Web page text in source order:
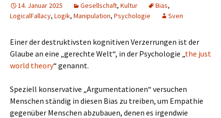
14. Januar 2025 Gesellschaft, Kultur Bias,
LogicalFallacy, Logik, Manipulation, Psychologie Sven
Einer der destruktivsten kognitiven Verzerrungen ist der
Glaube an eine „gerechte Welt“, in der Psychologie „ the just
world theory“ genannt.
Speziell konservative „Argumentationen“ versuchen
Menschen ständig in diesen Bias zu treiben, um Empathie
gegenüber Menschen abzubauen, denen es irgendwie